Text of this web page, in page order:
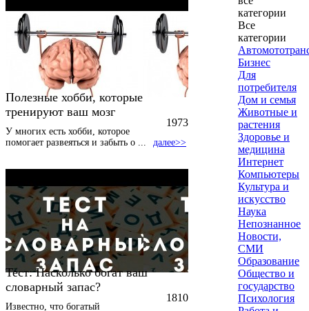
категории
Все
категории
Бизнес
Для
потребителя
Дом и семья
Животные и
растения
Здоровье и
медицина
Интернет
Компьютеры
Культура и
искусство
Наука
Непознанное
Новости,
СМИ
Образование
Общество и
государство
Психология
Полезные хобби, которые
тренируют ваш мозг
1973
У многих есть хобби, которое
помогает развеяться и забыть о
далее>>
Тест: Насколько богат ваш
словарный запас?
1810
Известно, что богатый